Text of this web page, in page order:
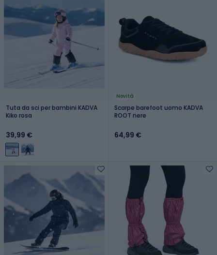
Tuta da sci per bambini KADVA
Kiko rosa
39,99 €
Novità
Scarpe barefoot uomo KADVA
ROOT nere
64,99 €